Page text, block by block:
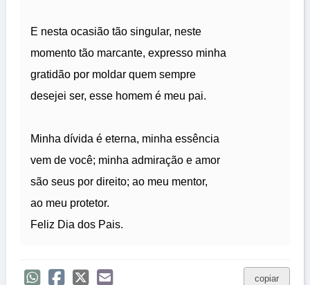
E nesta ocasião tão singular, neste
momento tão marcante, expresso minha
gratidão por moldar quem sempre
desejei ser, esse homem é meu pai.
Minha dívida é eterna, minha essência
vem de você; minha admiração e amor
são seus por direito; ao meu mentor,
ao meu protetor.
Feliz Dia dos Pais.
copiar